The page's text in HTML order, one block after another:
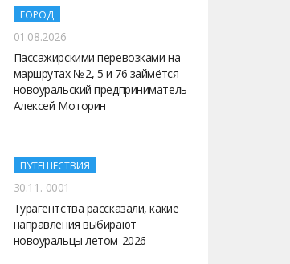
ГОРОД
01.08.2026
Пассажирскими перевозками на
маршрутах № 2, 5 и 76 займётся
новоуральский предприниматель
Алексей Моторин
ПУТЕШЕСТВИЯ
30.11.-0001
Турагентства рассказали, какие
направления выбирают
новоуральцы летом-2026